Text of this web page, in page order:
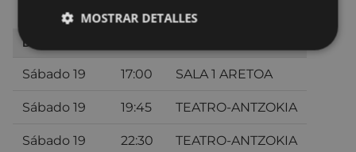
DÍA
Sábado 19 17:00 SALA 1 ARETOA
Sábado 19 19:45 TEATRO-ANTZOKIA
Sábado 19 22:30 TEATRO-ANTZOKIA
MOSTRAR DETALLES